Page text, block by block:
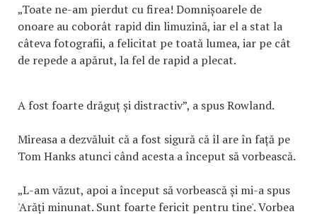
„Toate ne-am pierdut cu firea! Domnișoarele de
onoare au coborât rapid din limuzină, iar el a stat la
câteva fotografii, a felicitat pe toată lumea, iar pe cât
de repede a apărut, la fel de rapid a plecat.
A fost foarte drăguț și distractiv”, a spus Rowland.
Mireasa a dezvăluit că a fost sigură că îl are în față pe
Tom Hanks atunci când acesta a început să vorbească.
„L-am văzut, apoi a început să vorbească și mi-a spus
'Arăți minunat. Sunt foarte fericit pentru tine'. Vorbea